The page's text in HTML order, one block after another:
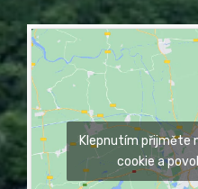
Klepnutím přijměte
cookie a